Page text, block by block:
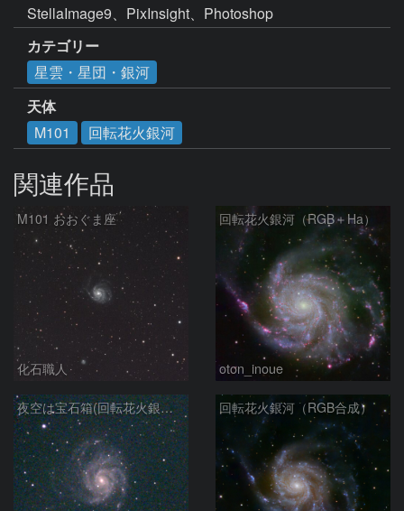
StellaImage9、PixInsight、Photoshop
カテゴリー
星雲・星団・銀河
天体
M101
回転花火銀河
関連作品
M101 おおぐま座
化石職人
回転花火銀河（RGB＋Ha）
oton_inoue
夜空は宝石箱(回転花火銀河 M101) Seestar50 回転花火銀河（RGB合成）